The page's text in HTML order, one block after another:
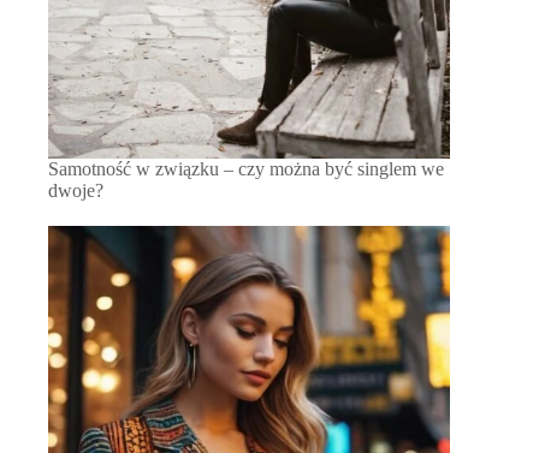
Samotność w związku – czy można być singlem we
dwoje?